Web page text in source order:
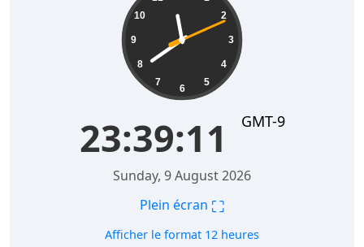
2
3
4
5
6
7
8
9
10
23:39:11 GMT-9
Sunday, 9 August 2026
Plein écran ⛶
Afficher le format 12 heures